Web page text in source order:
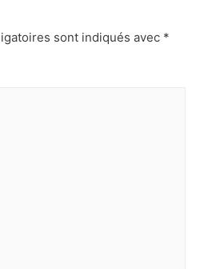
sont indiqués avec *